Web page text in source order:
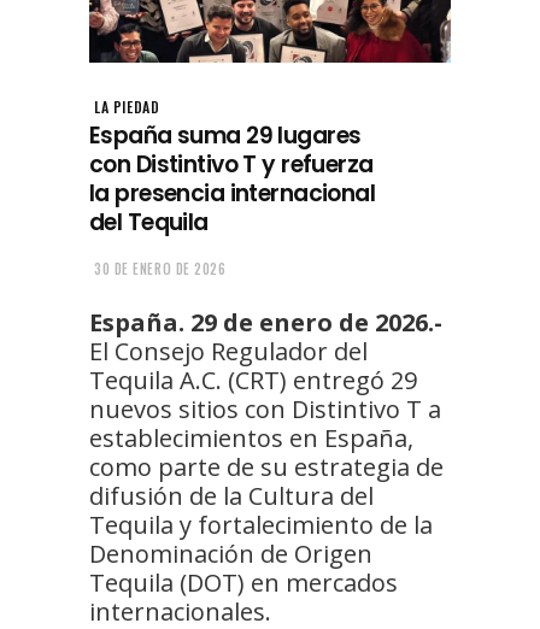
LA PIEDAD
España suma 29 lugares
con Distintivo T y refuerza
la presencia internacional
del Tequila
30 DE ENERO DE 2026
España. 29 de enero de 2026.-
El Consejo Regulador del
Tequila A.C. (CRT) entregó 29
nuevos sitios con Distintivo T a
establecimientos en España,
como parte de su estrategia de
difusión de la Cultura del
Tequila y fortalecimiento de la
Denominación de Origen
Tequila (DOT) en mercados
internacionales.